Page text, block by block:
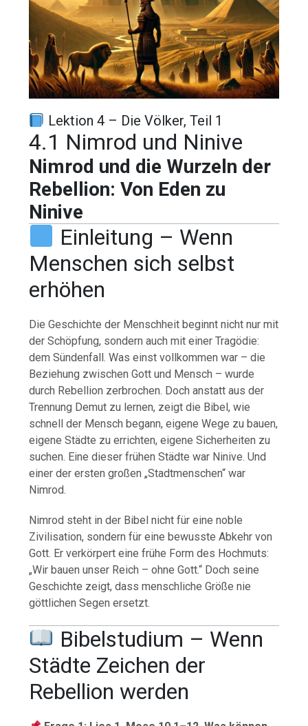
Lektion 4 – Die Völker, Teil 1
4.1 Nimrod und Ninive
Nimrod und die Wurzeln der
Rebellion: Von Eden zu
Ninive
Einleitung – Wenn
Menschen sich selbst
erhöhen
Die Geschichte der Menschheit beginnt nicht nur mit
der Schöpfung, sondern auch mit einer Tragödie:
dem Sündenfall. Was einst vollkommen war – die
Beziehung zwischen Gott und Mensch – wurde
durch Rebellion zerbrochen. Doch anstatt aus der
Trennung Demut zu lernen, zeigt die Bibel, wie
schnell der Mensch begann, eigene Wege zu bauen,
eigene Städte zu errichten, eigene Sicherheiten zu
suchen. Eine dieser frühen Städte war Ninive. Und
einer der ersten großen „Stadtmenschen“ war
Nimrod.
Nimrod steht in der Bibel nicht für eine noble
Zivilisation, sondern für eine bewusste Abkehr von
Gott. Er verkörpert eine frühe Form des Hochmuts:
„Wir bauen unser Reich – ohne Gott.“ Doch seine
Geschichte zeigt, dass menschliche Größe nie
göttlichen Segen ersetzt.
Bibelstudium – Wenn
Städte Zeichen der
Rebellion werden